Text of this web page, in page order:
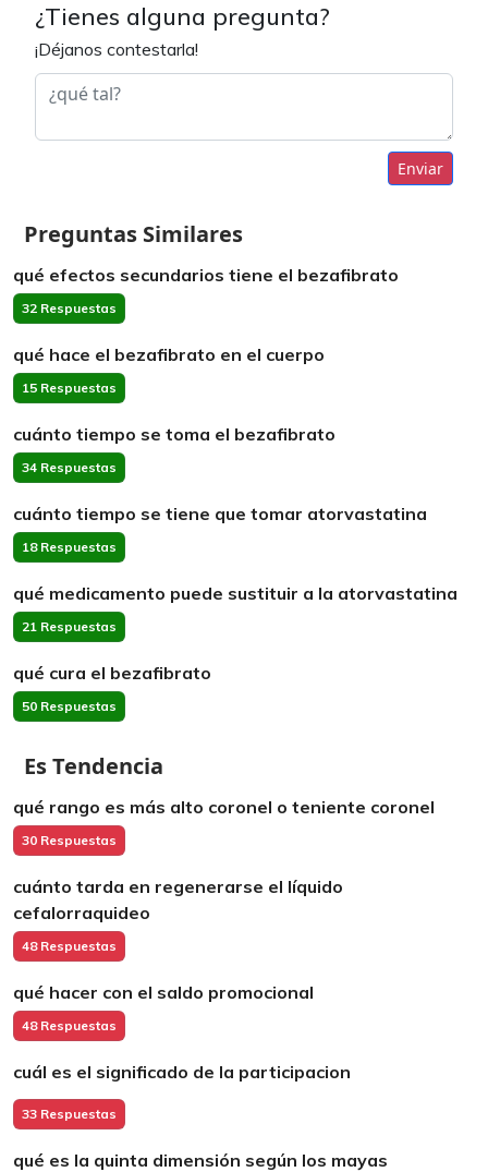
¿Tienes alguna pregunta?
¡Déjanos contestarla!
Enviar
Preguntas Similares
qué efectos secundarios tiene el bezafibrato
32 Respuestas
qué hace el bezafibrato en el cuerpo
15 Respuestas
cuánto tiempo se toma el bezafibrato
34 Respuestas
cuánto tiempo se tiene que tomar atorvastatina
18 Respuestas
qué medicamento puede sustituir a la atorvastatina
21 Respuestas
qué cura el bezafibrato
50 Respuestas
Es Tendencia
qué rango es más alto coronel o teniente coronel
30 Respuestas
cuánto tarda en regenerarse el líquido
cefalorraquideo
48 Respuestas
qué hacer con el saldo promocional
48 Respuestas
cuál es el significado de la participacion
33 Respuestas
qué es la quinta dimensión según los mayas